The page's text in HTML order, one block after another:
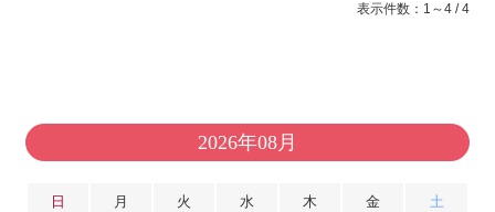
表示件数：1～4 / 4
2026年08月
日 月 火 水 木 金 土